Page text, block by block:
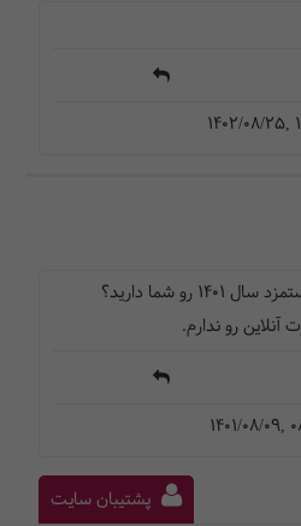
1402/08/25,
شما دارید؟
رو ندارم.
1401/08/09,
پشتیبان سایت